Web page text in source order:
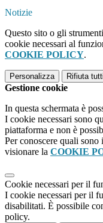
Notizie
Questo sito o gli
cookie necessari al
COOKIE POLICY.
Personalizza Rifiuta tutti
Gestione cookie
In questa schermata è
I cookie necessari sono
piattaforma e non è
Per conoscere quali
visionare la COOKIE
Cookie necessari per il
I cookie necessari per il
disabilitati. È possibile
policy.